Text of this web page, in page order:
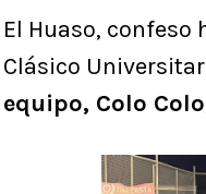
El Huaso,
Clásico
equipo, Colo Colo